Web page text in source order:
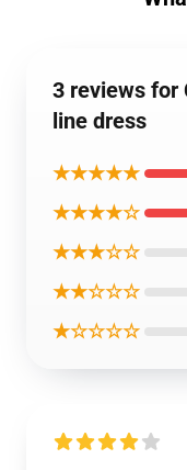
3 reviews for
line dress
★★★★★
★★★★☆
★★★☆☆
★★☆☆☆
★☆☆☆☆